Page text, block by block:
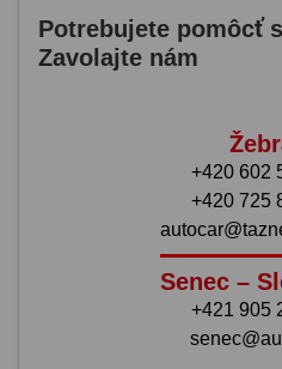
Potrebujete pomôcť
Zavolajte nám
+420 602
+420 725
Senec –
+421 905